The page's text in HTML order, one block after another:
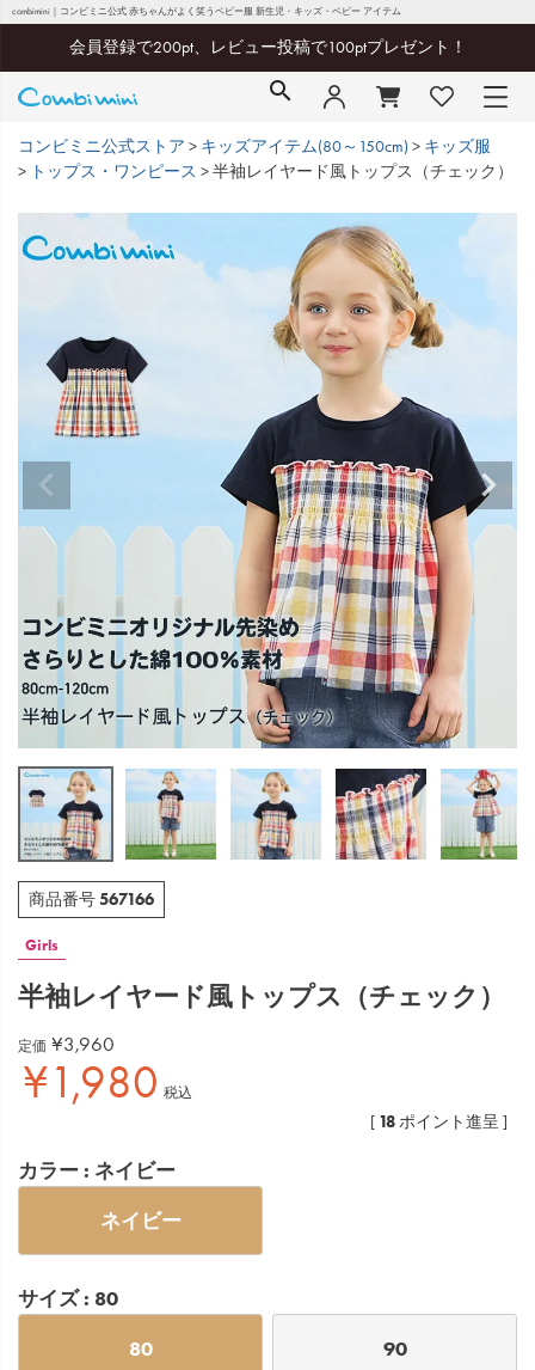
combimini｜コンビミニ公式 赤ちゃんがよく笑うベビー服 新生児・キッズ・ベビー アイテム
会員登録で200pt、レビュー投稿で100ptプレゼント！
コンビミニ公式ストア キッズアイテム(80～150cm)
キッズ服
トップス・ワンピース
半袖レイヤード風トップス（チェック）
商品番号567166
Girls
半袖レイヤード風トップス（チェック）
定価 ¥3,960
¥1,980 税込
[ 18ポイント進呈 ]
カラー ネイビー
ネイビー
サイズ 80
80 90